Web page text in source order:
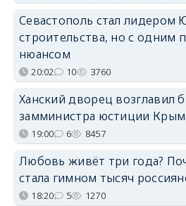
Севастополь стал
строительства, но с одним
нюансом
20:02 10 3760
Ханский дворец возглавил
замминистра юстиции
19:00 6 8457
Любовь живёт три года?
стала гимном тысяч
18:20 5 1270